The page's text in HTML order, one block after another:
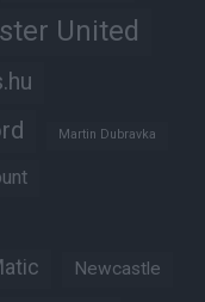
United
Martin Dubravka
Newcastle